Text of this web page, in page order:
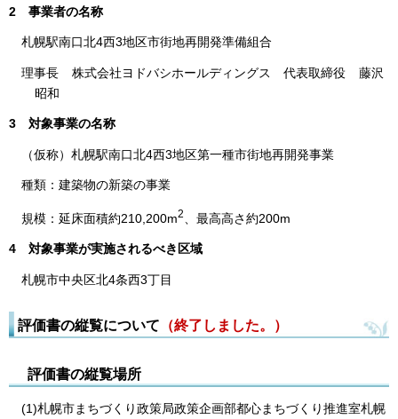
2 事業者の名称
札幌駅南口北4西3地区市街地再開発準備組合
理事長 株式会社ヨドバシホールディングス 代表取締役
藤沢
昭和
3 対象事業の名称
（仮称）札幌駅南口北4西3地区第一種市街地再開発事業
種類：建築物の新築の事業
規模：延床面積約210,200m2 、最高高さ約200m
4 対象事業が実施されるべき区域
札幌市中央区北4条西3丁目
評価書の縦覧について （終了しました。）
評価書の縦覧場所
(1)札幌市まちづくり政策局政策企画部都心まちづくり推進室札幌